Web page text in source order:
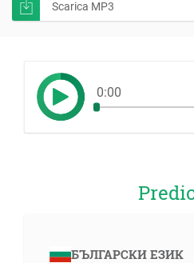
Scarica MP3
0:00
БЪЛГАРСКИ ЕЗИК